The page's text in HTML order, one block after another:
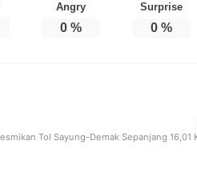
Angry
0 %
Surprise
0 %